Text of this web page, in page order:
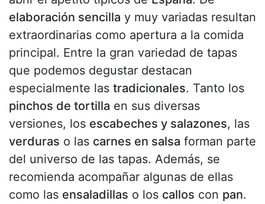
elaboración sencilla y muy variadas resultan
extraordinarias como apertura a la comida
principal. Entre la gran variedad de tapas
que podemos degustar destacan
especialmente las tradicionales. Tanto los
pinchos de tortilla en sus diversas
versiones, los escabeches y salazones, las
verduras o las carnes en salsa forman parte
del universo de las tapas. Además, se
recomienda acompañar algunas de ellas
como las ensaladillas o los callos con pan.